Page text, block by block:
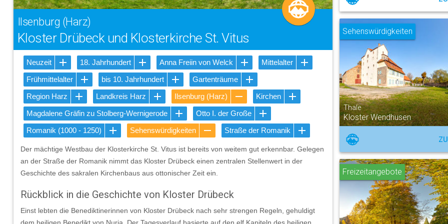
Ilsenburg (Harz)
Kloster Drübeck und Klosterkirche St. Vitus
Neuzeit 18. Jahrhundert Anna Freiin von Welck
Mittelalter
Frühmittelalter
bis 10. Jahrhundert
Gartenträume
Region Harz
Landkreis Harz Ilsenburg (Harz)
Kirchen
Magdalene Gräfin zu Stolberg-Wernigerode
Otto I. der Große
Romanik (1000 - 1250)
Sehenswürdigkeiten Straße der Romanik
Der mächtige Westbau der Klosterkirche St. Vitus ist bereits von weitem gut erkennbar. Gelegen
an der Straße der Romanik nimmt das Kloster Drübeck einen zentralen Stellenwert in der
Geschichte des sakralen Kirchenbaus aus ottonischer Zeit ein.
Rückblick in die Geschichte von Kloster Drübeck
Einst lebten die Benediktinerinnen von Kloster Drübeck nach sehr strengen Regeln, gehuldigt
Thale
Kloster Wendhusen
Sehenswürdigkeiten
Freizeitangebote